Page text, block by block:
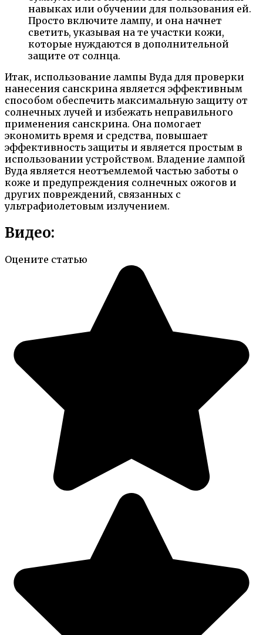
навыках или обучении для пользования ей.
Просто включите лампу, и она начнет
светить, указывая на те участки кожи,
которые нуждаются в дополнительной
защите от солнца.
Итак, использование лампы Вуда для проверки
нанесения санскрина является эффективным
способом обеспечить максимальную защиту от
солнечных лучей и избежать неправильного
применения санскрина. Она помогает
экономить время и средства, повышает
эффективность защиты и является простым в
использовании устройством. Владение лампой
Вуда является неотъемлемой частью заботы о
коже и предупреждения солнечных ожогов и
других повреждений, связанных с
ультрафиолетовым излучением.
Видео:
Оцените статью